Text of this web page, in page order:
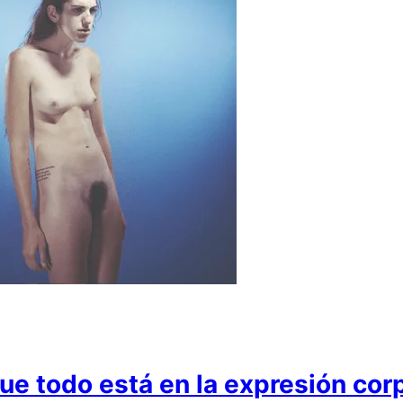
todo está en la expresión